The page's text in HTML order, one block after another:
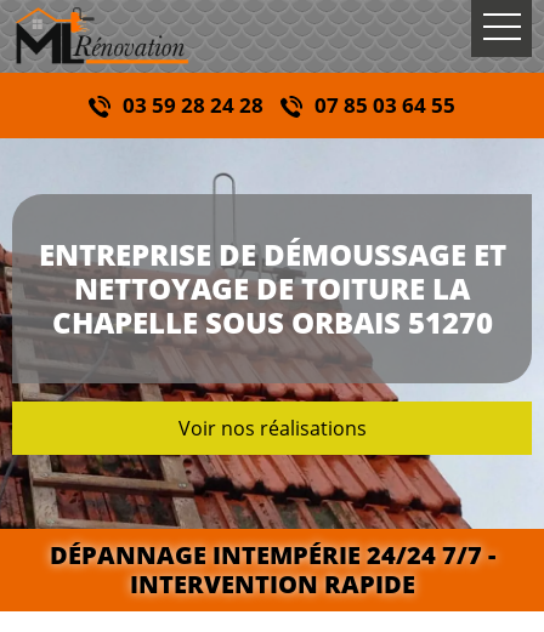
03 59 28 24 28 07 85 03 64 55
ENTREPRISE DE DÉMOUSSAGE ET
NETTOYAGE DE TOITURE LA
CHAPELLE SOUS ORBAIS 51270
Voir nos réalisations
DÉPANNAGE INTEMPÉRIE 24/24 7/7 -
INTERVENTION RAPIDE